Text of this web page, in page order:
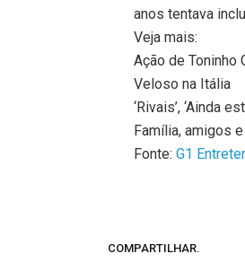
anos tentava
Veja mais:
Ação de Toninho
Veloso na Itália
‘Rivais’, ‘Ainda
Família, amigos
Fonte:G1
COMPARTILHAR.